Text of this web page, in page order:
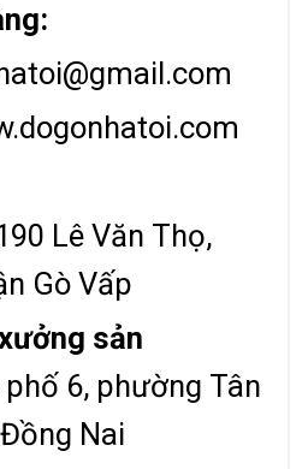
Lê Văn Thọ,
Gò Vấp
sản
6, phường Tân
Nai